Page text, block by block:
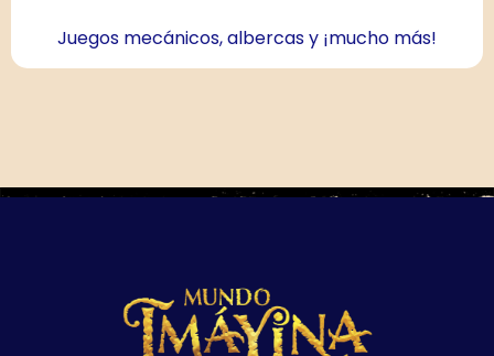
Juegos mecánicos, albercas y ¡mucho más!